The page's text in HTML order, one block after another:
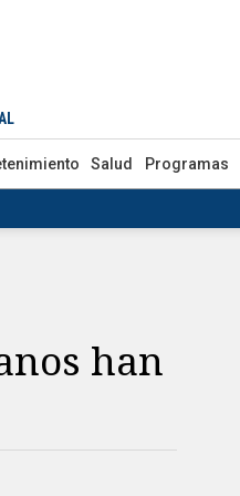
Salud Programas
han